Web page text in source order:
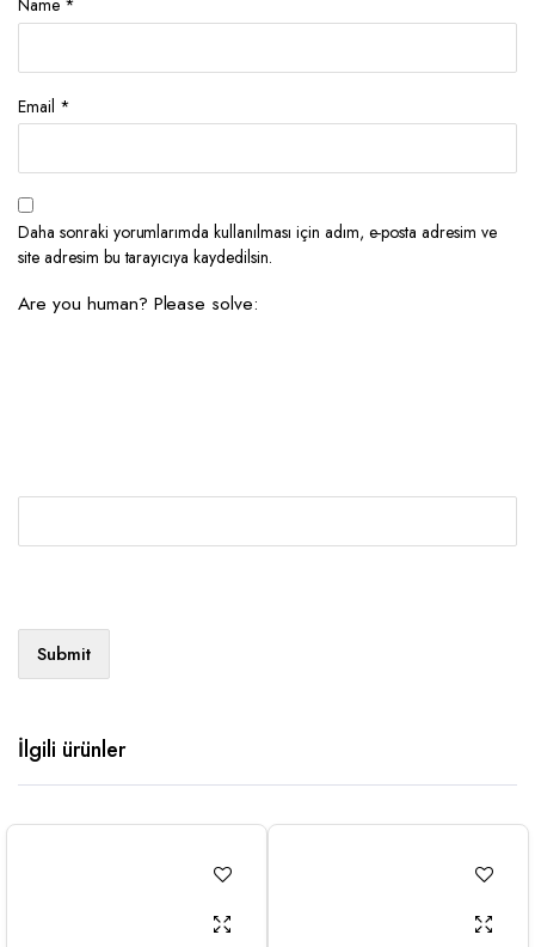
Name *
Email *
Daha sonraki yorumlarımda kullanılması için adım, e-posta adresim ve
site adresim bu tarayıcıya kaydedilsin.
Are you human? Please solve:
İlgili ürünler